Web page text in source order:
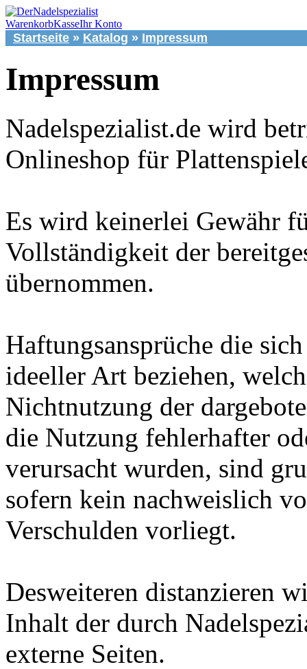
WarenkorbKasseIhr Konto
Startseite » Katalog » Impressum
Impressum
Nadelspezialist.de wird
Onlineshop für
Es wird keinerlei Gewähr
Vollständigkeit der
übernommen.
Haftungsansprüche die
ideeller Art beziehen,
Nichtnutzung der
die Nutzung fehlerhafter
verursacht wurden, sind
sofern kein nachweislich
Verschulden vorliegt.
Desweiteren distanzieren
Inhalt der durch
externe Seiten.